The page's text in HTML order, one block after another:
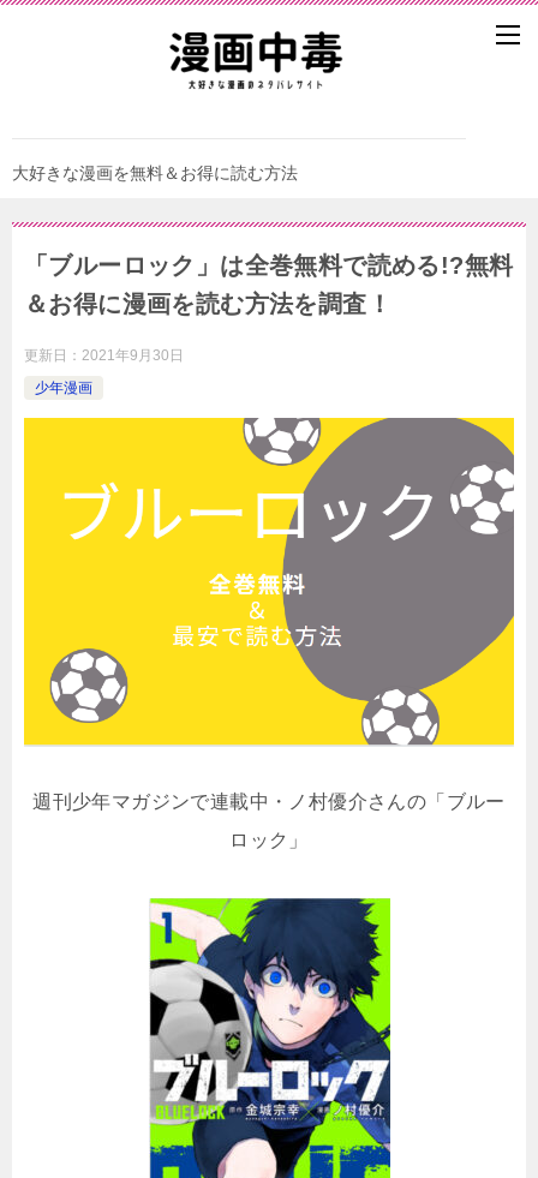
大好きな漫画を無料＆お得に読む方法
「ブルーロック」は全巻無料で読める!?無料
＆お得に漫画を読む⽅法を調査！
更新日： 2021年9月30日
少年漫画
週刊少年マガジンで連載中・ノ村優介さんの「ブルー
ロック」